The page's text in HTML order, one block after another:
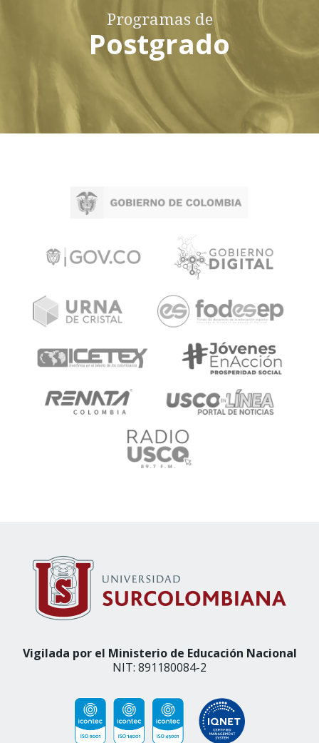
Programas de
Postgrado
Vigilada por el Ministerio de Educación Nacional
NIT: 891180084-2